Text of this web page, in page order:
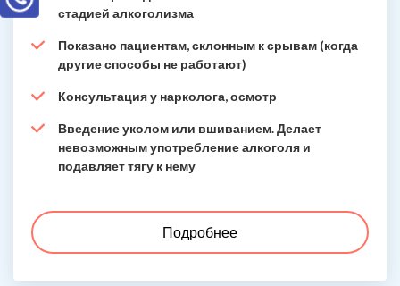
стадией алкоголизма
Показано пациентам, склонным к срывам (когда
другие способы не работают)
Консультация у нарколога, осмотр
Введение уколом или вшиванием. Делает
невозможным употребление алкоголя и
подавляет тягу к нему
Подробнее